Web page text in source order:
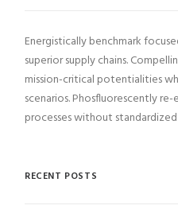
Energistically benchmark
superior supply chains.
mission-critical potentialities
scenarios. Phosfluorescently
processes without standardized
RECENT POSTS